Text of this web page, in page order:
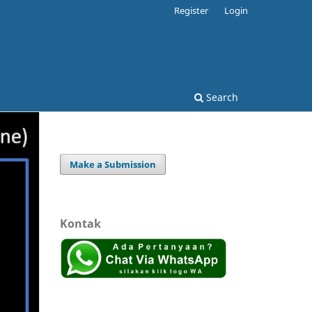
Search
Register Login
Make a Submission
Kontak